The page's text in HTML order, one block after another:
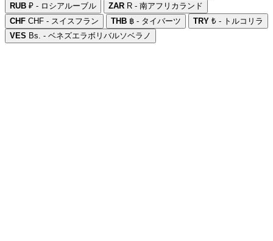
RUB ₽ - ロシアルーブル ZAR R - 南アフリカランド
CHF CHF - スイスフラン THB ฿ - タイバーツ TRY ₺ - トルコリラ
VES Bs. - ベネズエラボリバルソベラノ